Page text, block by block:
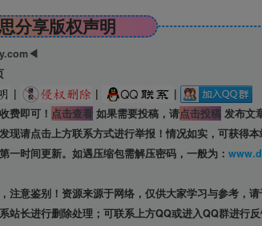
分享版权声明
|
|
|
费即可！ 点击查看如果需要投稿，请点击投稿发布文
请点击上方联系方式进行举报！情况如实，可获得本
时间更新。如遇压缩包需解压密码，一般为：
注意鉴别！资源来源于网络，仅供大家学习与参考，请
长进行删除处理；可联系上方QQ或进入QQ群进行反